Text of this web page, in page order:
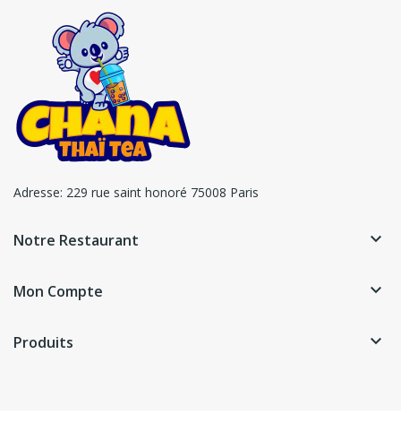
Adresse: 229 rue saint honoré 75008 Paris
Notre Restaurant keyboard_arrow_down
Mon Compte keyboard_arrow_down
Produits keyboard_arrow_down